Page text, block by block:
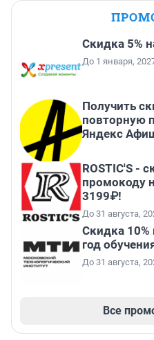
Скидка 5%
До 1 января,
Получить
повторную
Яндекс
ROSTIC'S -
промокоду
3199₽!
До 31 августа,
Скидка
год
До 31 августа,
Все